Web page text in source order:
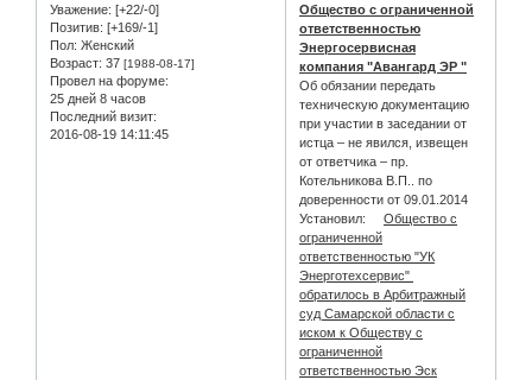
Уважение: [+22/-0]
Позитив: [+169/-1]
Пол: Женский
Возраст: 37 [1988-08-17]
Провел на форуме:
25 дней 8 часов
Последний визит:
2016-08-19 14:11:45
Общество с ограниченной
ответственностью
Энергосервисная
компания "Авангард ЭР "
Об обязании передать
техническую документацию
при участии в заседании от
истца – не явился, извещен
от ответчика – пр.
Котельникова В.П.. по
доверенности от 09.01.2014
Установил:Общество с
ограниченной
ответственностью "УК
Энерготехсервис"
обратилось в Арбитражный
суд Самарской области с
иском к Обществу с
ограниченной
ответственностью Эск